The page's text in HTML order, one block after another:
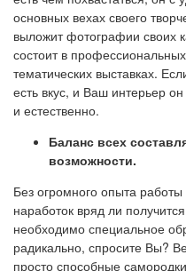
основных вехах своего
выложит фотографии своих
состоит в
тематических выставках.
есть вкус, и Ваш интерьер
и естественно.
Баланс всех
возможности.
Без огромного опыта
наработок вряд ли
необходимо специальное
радикально, спросите Вы?
просто способные